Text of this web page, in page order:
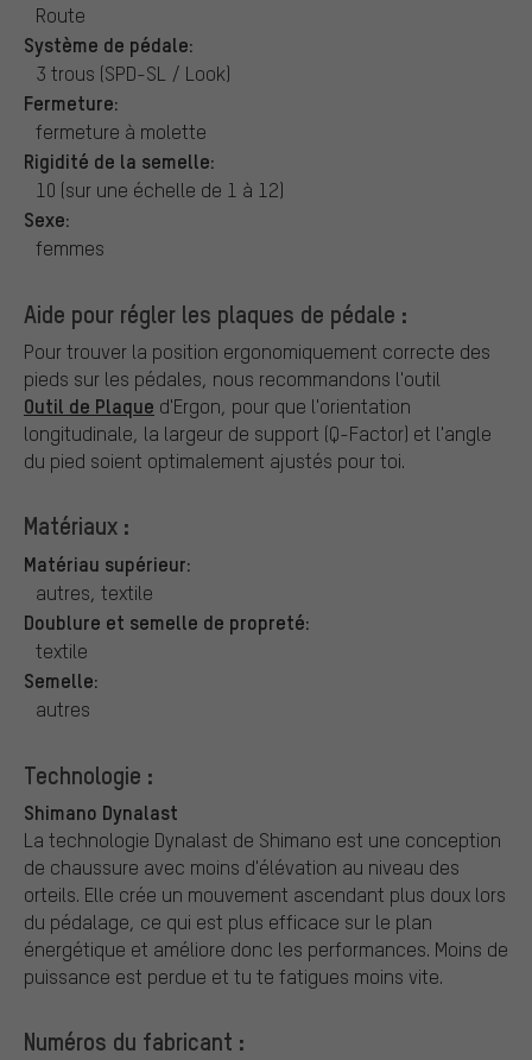
Route
Système de pédale:
3 trous (SPD-SL / Look)
Fermeture:
fermeture à molette
Rigidité de la semelle:
10 (sur une échelle de 1 à 12)
Sexe:
femmes
Aide pour régler les plaques de pédale :
Pour trouver la position ergonomiquement correcte des
pieds sur les pédales, nous recommandons l'outil
Outil de Plaque d'Ergon, pour que l'orientation
longitudinale, la largeur de support (Q-Factor) et l'angle
du pied soient optimalement ajustés pour toi.
Matériaux :
Matériau supérieur:
autres, textile
Doublure et semelle de propreté:
textile
Semelle:
autres
Technologie :
Shimano Dynalast
La technologie Dynalast de Shimano est une conception
de chaussure avec moins d'élévation au niveau des
orteils. Elle crée un mouvement ascendant plus doux lors
du pédalage, ce qui est plus efficace sur le plan
énergétique et améliore donc les performances. Moins de
puissance est perdue et tu te fatigues moins vite.
Numéros du fabricant :